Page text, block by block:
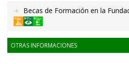
Becas de Formación en la
OTRAS INFORMACIONES